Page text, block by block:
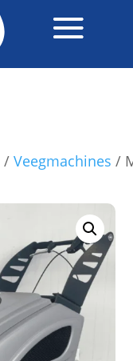
/Veegmachines /